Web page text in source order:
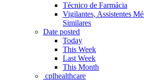
Técnico de Farmácia
Vigilantes, Assistentes
Similares
Date posted
Today
This Week
Last Week
This Month
‎ cplhealthcare‬